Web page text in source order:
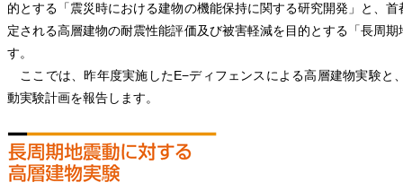
的とする「震災時における建物の機能保持に関する研究開発」と、
定される高層建物の耐震性能評価及び被害軽減を目的とする「長周
す。
ここでは、昨年度実施したE−ディフェンスによる高層建物実験と
動実験計画を報告します。